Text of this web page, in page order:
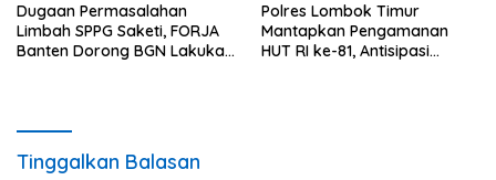
Dugaan Permasalahan
Limbah SPPG Saketi, FORJA
Banten Dorong BGN Lakukan
Polres Lombok Timur
Mantapkan Pengamanan
HUT RI ke-81, Antisipasi
Tinggalkan Balasan